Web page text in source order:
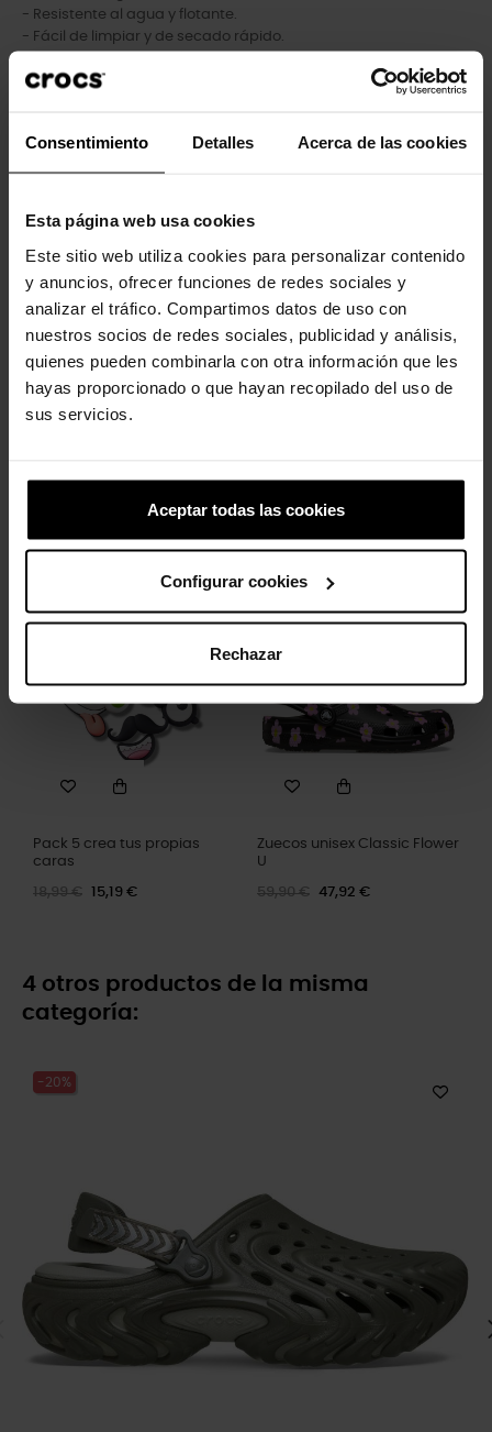
Consentimiento Detalles Acerca de las cookies
Esta página web usa cookies
Este sitio web utiliza cookies para personalizar contenido
y anuncios, ofrecer funciones de redes sociales y
analizar el tráfico. Compartimos datos de uso con
nuestros socios de redes sociales, publicidad y análisis,
quienes pueden combinarla con otra información que les
hayas proporcionado o que hayan recopilado del uso de
sus servicios.
Aceptar todas las cookies
Configurar cookies
Rechazar
- Resistente al agua y flotante.
- Fácil de limpiar y de secado rápido.
comodidad.
Comodidad innovadora.
Los clientes que compraron este
producto también han comprado:
Pack 5 crea tus propias
caras
18,99 € 15,19 €
Zuecos unisex Classic Flower
U
59,90 € 47,92 €
4 otros productos de la misma
categoría:
-20%